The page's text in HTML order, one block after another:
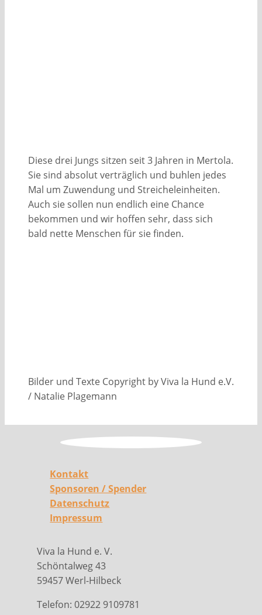
Diese drei Jungs sitzen seit 3 Jahren in Mertola.
Sie sind absolut verträglich und buhlen jedes
Mal um Zuwendung und Streicheleinheiten.
Auch sie sollen nun endlich eine Chance
bekommen und wir hoffen sehr, dass sich
bald nette Menschen für sie finden.
Bilder und Texte Copyright by Viva la Hund e.V.
/ Natalie Plagemann
Kontakt
Sponsoren / Spender
Datenschutz
Impressum
Viva la Hund e. V.
Schöntalweg 43
59457 Werl-Hilbeck
Telefon: 02922 9109781